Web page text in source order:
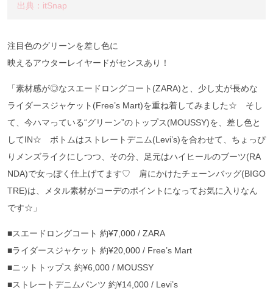
出典：itSnap
注目色のグリーンを差し色に
映えるアウターレイヤードがセンスあり！
「素材感が◎なスエードロングコート(ZARA)と、少し丈が長めな
ライダースジャケット(Free’s Mart)を重ね着してみました☆ そし
て、今ハマっている“グリーン”のトップス(MOUSSY)を、差し色と
してIN☆ ボトムはストレートデニム(Levi’s)を合わせて、ちょっぴ
りメンズライクにしつつ、その分、足元はハイヒールのブーツ(RA
NDA)で女っぽく仕上げてます♡ 肩にかけたチェーンバッグ(BIGO
TRE)は、メタル素材がコーデのポイントになってお気に入りなん
です☆」
■スエードロングコート 約¥7,000 / ZARA
■ライダースジャケット 約¥20,000 / Free’s Mart
■ニットトップス 約¥6,000 / MOUSSY
■ストレートデニムパンツ 約¥14,000 / Levi’s